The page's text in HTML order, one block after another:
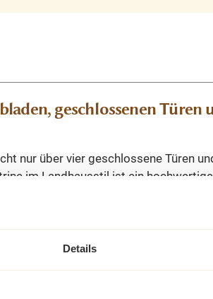
Details
geschlossenen Türen
nur über vier geschlossene Türen
im Landhausstil ist ein
Sie die ideale Verbindung von
nur noch auf einander gesetzt